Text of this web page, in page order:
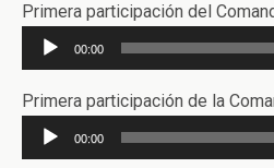
Primera participación del
Reproductor
de
audio
00:00
Primera participación de la
Reproductor
de
00:00